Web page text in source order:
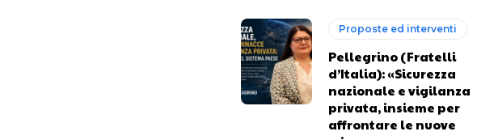
Proposte ed interventi
Pellegrino (Fratelli
d’Italia): «Sicurezza
nazionale e vigilanza
privata, insieme per
affrontare le nuove